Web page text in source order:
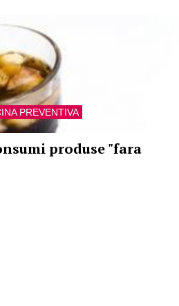
PREVENTIVA
produse "fara